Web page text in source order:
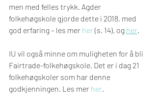
men med felles trykk. Agder
folkehøgskole gjorde dette i 2018, med
god erfaring – les mer her (s. 14). og her.
IU vil også minne om muligheten for å bli
Fairtrade-folkehøgskole. Det er i dag 21
folkehøgskoler som har denne
godkjenningen. Les mer her.